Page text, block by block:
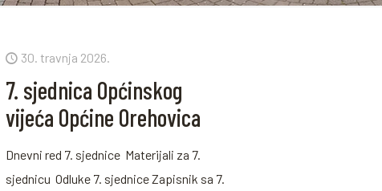
30. travnja 2026.
7. sjednica Općinskog
vijeća Općine Orehovica
Dnevni red 7. sjednice Materijali za 7.
sjednicu Odluke 7. sjednice Zapisnik sa 7.